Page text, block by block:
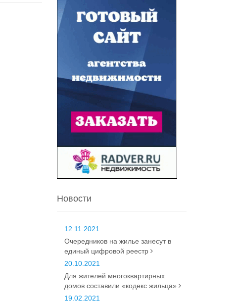
Новости
12.11.2021
Очередников на жилье занесут в
единый цифровой реестр
20.10.2021
Для жителей многоквартирных
домов составили «кодекс жильца»
19.02.2021